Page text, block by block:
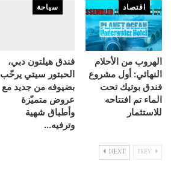
اقتصاد
الهروب من الأحلام
النهائي: أول مشروع
فندق بوتيك تحت
الماء تم افتتاحه
للاستثمار
سياحة
فندق هيلتون دبي،
الحبتور سيتي يرحّب
بضيوفه من جديد مع
عروض متميّزة
وأطباق شهية
وترفيه…
NEXT